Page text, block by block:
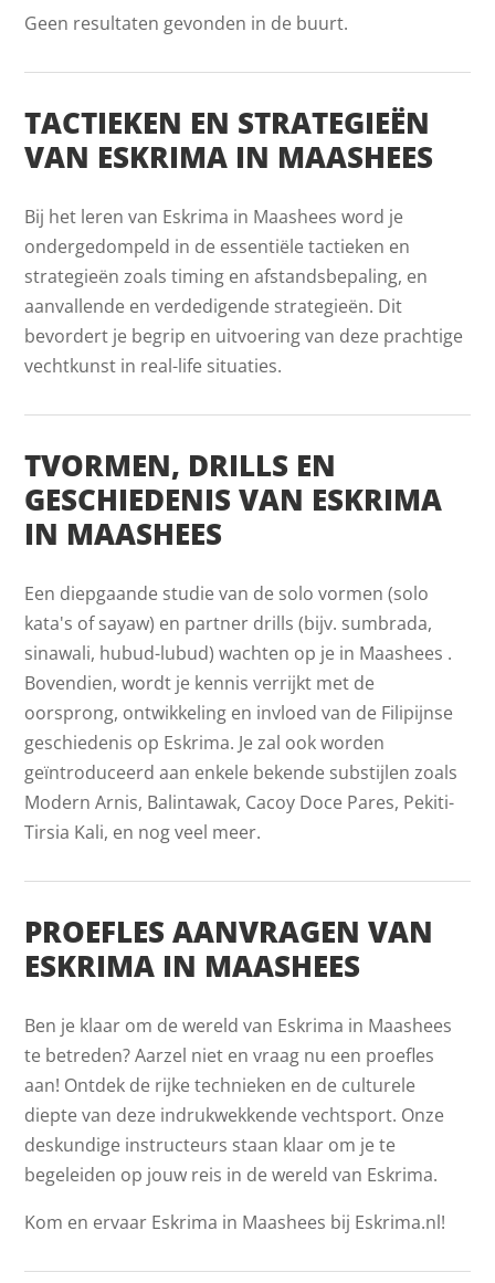
Geen resultaten gevonden in de buurt.
TACTIEKEN EN STRATEGIEËN
VAN ESKRIMA IN MAASHEES
Bij het leren van Eskrima in Maashees word je
ondergedompeld in de essentiële tactieken en
strategieën zoals timing en afstandsbepaling, en
aanvallende en verdedigende strategieën. Dit
bevordert je begrip en uitvoering van deze prachtige
vechtkunst in real-life situaties.
TVORMEN, DRILLS EN
GESCHIEDENIS VAN ESKRIMA
IN MAASHEES
Een diepgaande studie van de solo vormen (solo
kata's of sayaw) en partner drills (bijv. sumbrada,
sinawali, hubud-lubud) wachten op je in Maashees .
Bovendien, wordt je kennis verrijkt met de
oorsprong, ontwikkeling en invloed van de Filipijnse
geschiedenis op Eskrima. Je zal ook worden
geïntroduceerd aan enkele bekende substijlen zoals
Modern Arnis, Balintawak, Cacoy Doce Pares, Pekiti-
Tirsia Kali, en nog veel meer.
PROEFLES AANVRAGEN VAN
ESKRIMA IN MAASHEES
Ben je klaar om de wereld van Eskrima in Maashees
te betreden? Aarzel niet en vraag nu een proefles
aan! Ontdek de rijke technieken en de culturele
diepte van deze indrukwekkende vechtsport. Onze
deskundige instructeurs staan klaar om je te
begeleiden op jouw reis in de wereld van Eskrima.
Kom en ervaar Eskrima in Maashees bij Eskrima.nl!